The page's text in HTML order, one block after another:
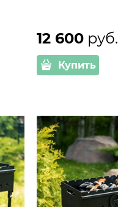
12 600 руб.
Купить